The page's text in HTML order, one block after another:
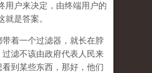
用户来决定，由终端用户的
就是答案。
着一个过滤器，就长在脖
滤不该由政府代表人民来
到某些东西，那好，他们